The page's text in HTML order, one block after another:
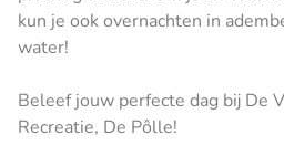
kun je ook overnachten in
water!
Beleef jouw perfecte dag bij De
Recreatie, De Pôlle!